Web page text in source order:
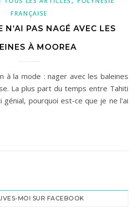
FRANÇAISE
N’AI PAS NAGÉ AVEC LES
À MOOREA
La plus part du temps entre Tahiti
génial, pourquoi est-ce que je ne l'ai
MOI SUR FACEBOOK